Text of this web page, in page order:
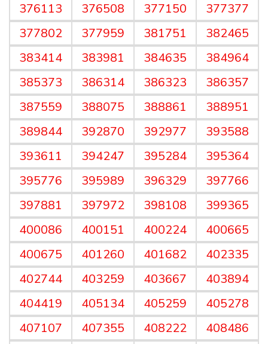
376113
376508 377150
377377
377802
377959 381751
382465
383414
383981 384635
384964
385373
386314 386323
386357
387559
388075 388861
388951
389844
392870 392977
393588
393611
394247 395284
395364
395776
395989 396329
397766
397881
397972 398108
399365
400086
400151 400224
400665
400675
401260 401682
402335
402744
403259 403667
403894
404419
405134 405259
405278
407107
407355 408222
408486